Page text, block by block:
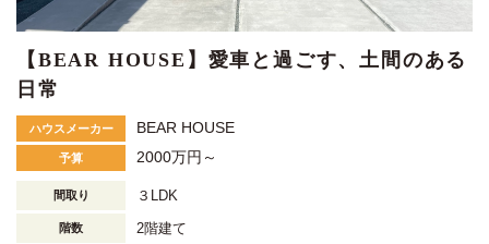
【BEAR HOUSE】愛車と過ごす、土間のある
日常
ハウスメーカー BEAR HOUSE
予算 2000万円～
間取り ３LDK
階数 2階建て